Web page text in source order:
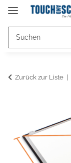
Zurück zur Liste